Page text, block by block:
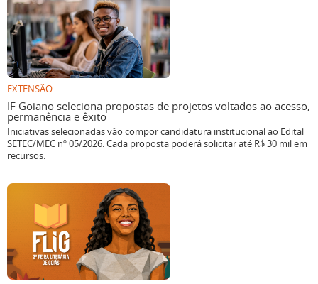
EXTENSÃO
IF Goiano seleciona propostas de projetos voltados ao acesso,
permanência e êxito
Iniciativas selecionadas vão compor candidatura institucional ao Edital
SETEC/MEC nº 05/2026. Cada proposta poderá solicitar até R$ 30 mil em
recursos.